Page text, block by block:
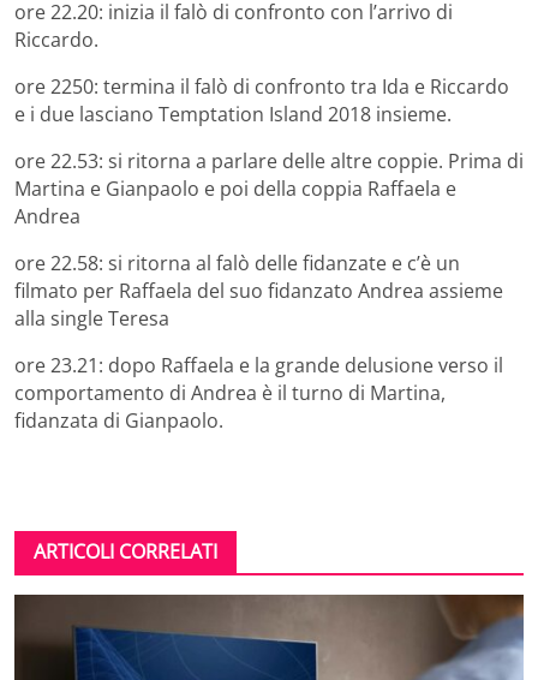
ore 22.20: inizia il falò di confronto con l’arrivo di
Riccardo.
ore 2250: termina il falò di confronto tra Ida e Riccardo
e i due lasciano Temptation Island 2018 insieme.
ore 22.53: si ritorna a parlare delle altre coppie. Prima di
Martina e Gianpaolo e poi della coppia Raffaela e
Andrea
ore 22.58: si ritorna al falò delle fidanzate e c’è un
filmato per Raffaela del suo fidanzato Andrea assieme
alla single Teresa
ore 23.21: dopo Raffaela e la grande delusione verso il
comportamento di Andrea è il turno di Martina,
fidanzata di Gianpaolo.
ARTICOLI CORRELATI